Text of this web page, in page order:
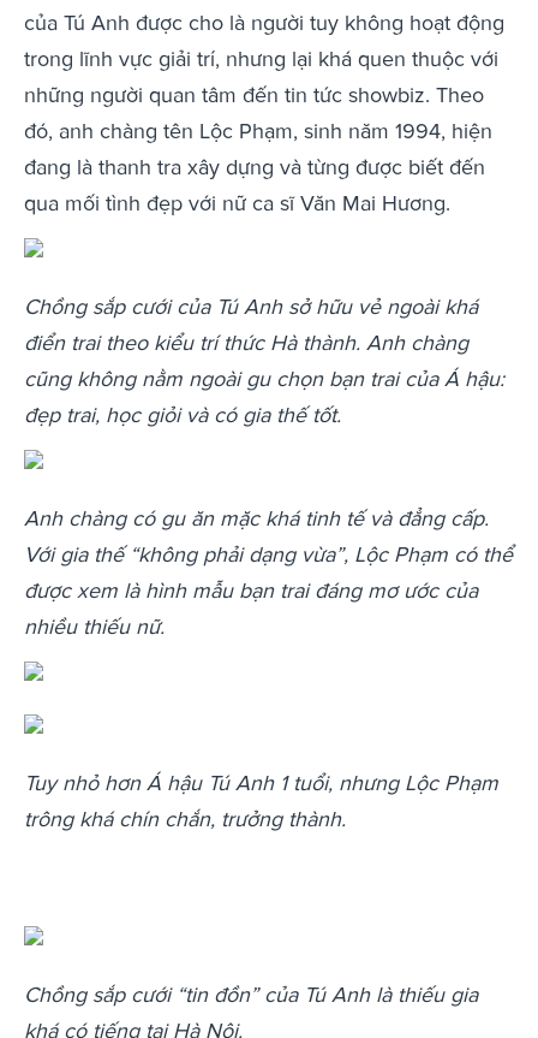
của Tú Anh được cho là người tuy không hoạt động
trong lĩnh vực giải trí, nhưng lại khá quen thuộc với
những người quan tâm đến tin tức showbiz. Theo
đó, anh chàng tên Lộc Phạm, sinh năm 1994, hiện
đang là thanh tra xây dựng và từng được biết đến
qua mối tình đẹp với nữ ca sĩ Văn Mai Hương.
Chồng sắp cưới của Tú Anh sở hữu vẻ ngoài khá
điển trai theo kiểu trí thức Hà thành. Anh chàng
cũng không nằm ngoài gu chọn bạn trai của Á hậu:
đẹp trai, học giỏi và có gia thế tốt.
Anh chàng có gu ăn mặc khá tinh tế và đẳng cấp.
Với gia thế “không phải dạng vừa”, Lộc Phạm có thể
được xem là hình mẫu bạn trai đáng mơ ước của
nhiều thiếu nữ.
Tuy nhỏ hơn Á hậu Tú Anh 1 tuổi, nhưng Lộc Phạm
trông khá chín chắn, trưởng thành.
Chồng sắp cưới “tin đồn” của Tú Anh là thiếu gia
khá có tiếng tại Hà Nội.